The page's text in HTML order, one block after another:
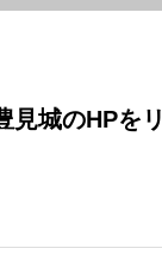
見城のHPをリ